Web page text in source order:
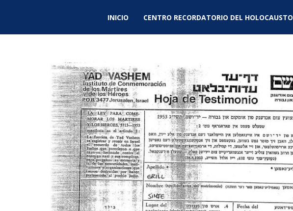
INICIO CENTRO RECORDATORIO DEL HOLOCAUSTO